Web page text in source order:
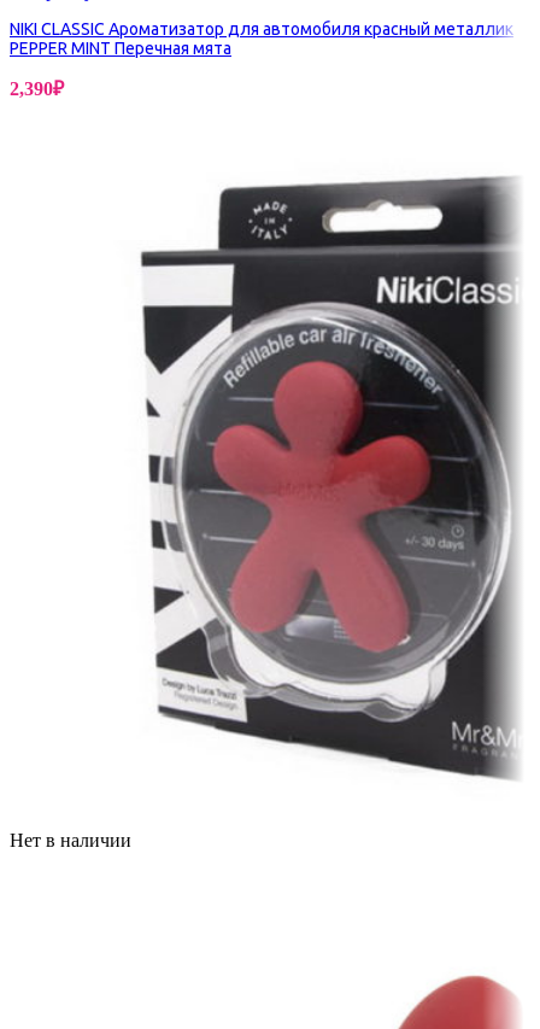
NIKI CLASSIC Ароматизатор для автомобиля красный металлик
PEPPER MINT Перечная мята
2,390₽
Нет в наличии